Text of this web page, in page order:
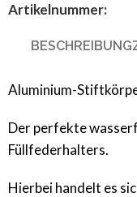
Artikelnummer:
BESCHREIBUNG
Aluminium-
Der perfekte
Füllfederhalters.
Hierbei handelt es